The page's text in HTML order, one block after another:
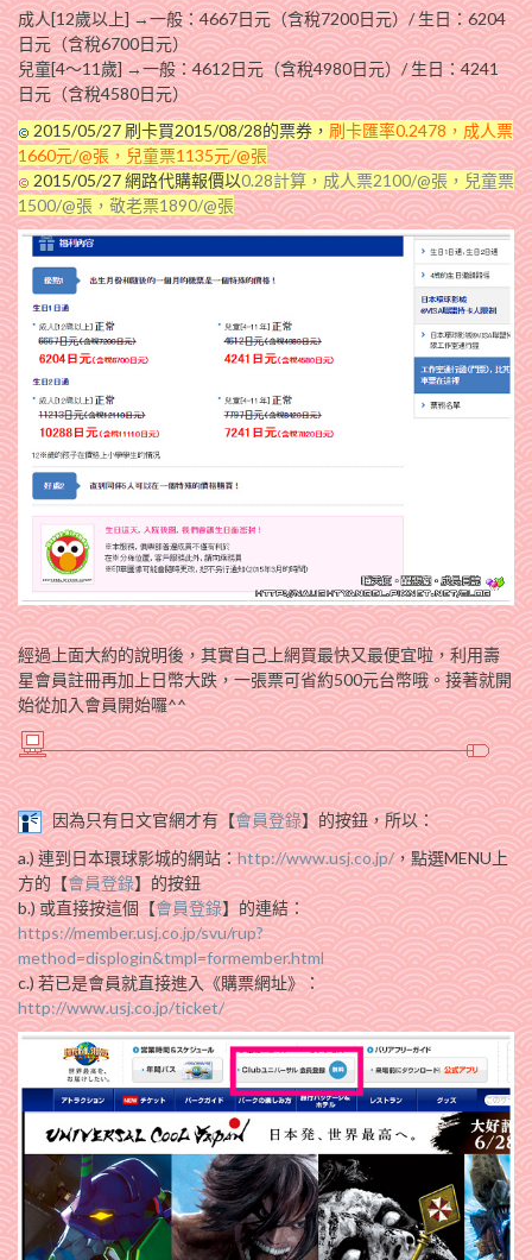
成人[12歲以上] →一般：4667日元（含稅7200日元）/ 生日：6204
日元（含稅6700日元）
兒童[4～11歲] →一般：4612日元（含稅4980日元）/ 生日：4241
日元（含稅4580日元）
2015/05/27 刷卡買2015/08/28的票券， 刷卡匯率0.2478，成人票
1660元/@張，兒童票1135元/@張
2015/05/27 網路代購報價以0.28計算，成人票2100/@張，兒童票
1500/@張，敬老票1890/@張
經過上面大約的說明後，其實自己上網買最快又最便宜啦，利用壽
星會員註冊再加上日幣大跌，一張票可省約500元台幣哦。接著就開
始從加入會員開始囉^^
因為只有日文官網才有【會員登錄】的按鈕，所以：
a.) 連到日本環球影城的網站：http://www.usj.co.jp/，點選MENU上
方的【會員登錄】的按鈕
b.) 或直接按這個【會員登錄】的連結：
https://member.usj.co.jp/svu/rup?
method=displogin&tmpl=formember.html
c.) 若已是會員就直接進入《購票網址》：
http://www.usj.co.jp/ticket/